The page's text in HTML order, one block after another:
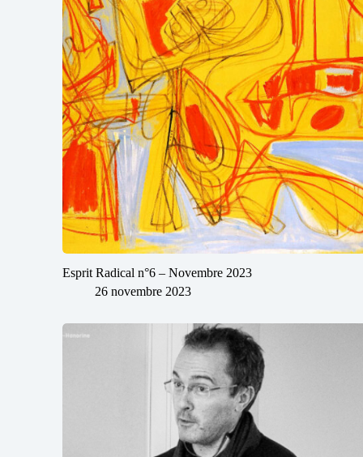
Esprit Radical n°6 – Novembre 2023
26 novembre 2023